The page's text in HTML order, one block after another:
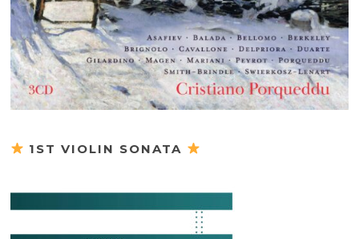
1ST VIOLIN SONATA